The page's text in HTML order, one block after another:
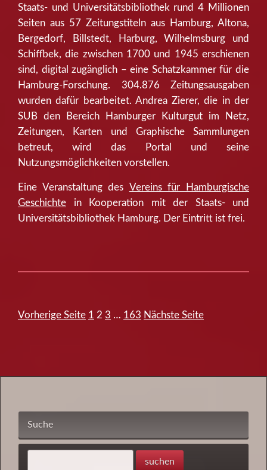
Staats- und Universitätsbibliothek rund 4 Millionen
Seiten aus 57 Zeitungstiteln aus Hamburg, Altona,
Bergedorf, Billstedt, Harburg, Wilhelmsburg und
Schiffbek, die zwischen 1700 und 1945 erschienen
sind, digital zugänglich – eine Schatzkammer für die
Hamburg-Forschung. 304.876 Zeitungsausgaben
wurden dafür bearbeitet. Andrea Zierer, die in der
SUB den Bereich Hamburger Kulturgut im Netz,
Zeitungen, Karten und Graphische Sammlungen
betreut, wird das Portal und seine
Nutzungsmöglichkeiten vorstellen.
Eine Veranstaltung des Vereins für Hamburgische
Geschichte in Kooperation mit der Staats- und
Universitätsbibliothek Hamburg. Der Eintritt ist frei.
Seitennummerierung der Beiträge
Vorherige Seite Seite
1 Seite
2 Seite
3 … Seite
163 Nächste Seite
Suche